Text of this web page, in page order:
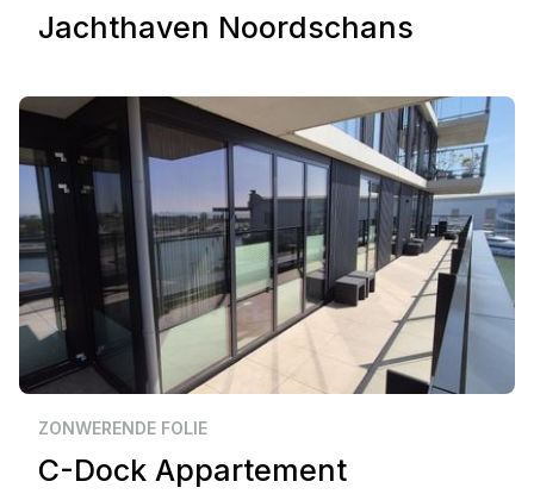
Jachthaven Noordschans
Particulier Vlissingen
ZONWERENDE FOLIE
C-Dock Appartement